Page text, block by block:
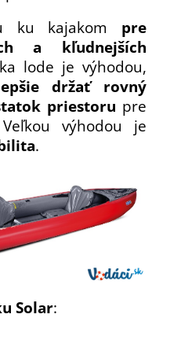
ku kajakom pre
a kľudnejších
lode je výhodou,
držať rovný
priestoru pre
výhodou je
.
Solar: